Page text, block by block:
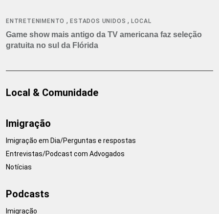
ENTRETENIMENTO ,ESTADOS UNIDOS ,LOCAL
Game show mais antigo da TV americana faz seleção
gratuita no sul da Flórida
Local & Comunidade
Imigração
Imigração em Dia/Perguntas e respostas
Entrevistas/Podcast com Advogados
Notícias
Podcasts
Imigração